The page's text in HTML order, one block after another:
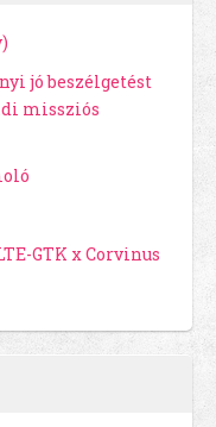
jó beszélgetést
missziós
GTK x Corvinus